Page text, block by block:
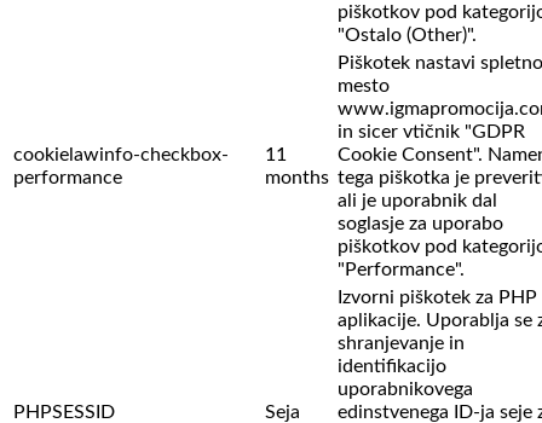
piškotkov pod
"Ostalo (Other)".
cookielawinfo-checkbox-
performance
11
months
Piškotek nastavi spletno
mesto
in sicer vtičnik "GDPR
Cookie Consent".
tega piškotka je
ali je uporabnik dal
soglasje za uporabo
piškotkov pod
"Performance".
PHPSESSID Seja
Izvorni piškotek za PHP
aplikacije. Uporablja se
shranjevanje in
identifikacijo
uporabnikovega
edinstvenega ID-ja seje